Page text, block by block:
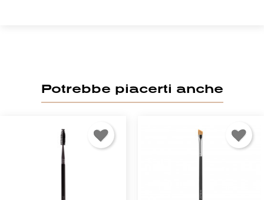
Potrebbe piacerti anche